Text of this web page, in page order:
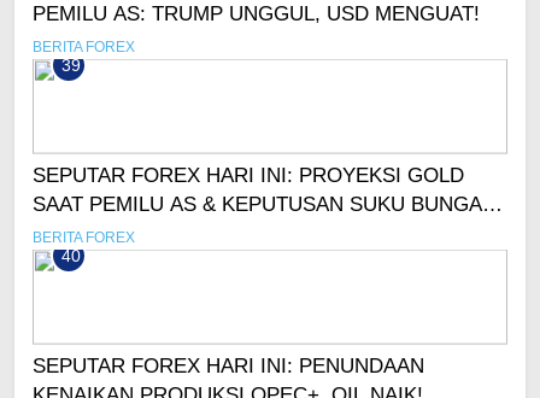
PEMILU AS: TRUMP UNGGUL, USD MENGUAT!
BERITA FOREX
39
SEPUTAR FOREX HARI INI: PROYEKSI GOLD
SAAT PEMILU AS & KEPUTUSAN SUKU BUNGA
THE FED!
BERITA FOREX
40
SEPUTAR FOREX HARI INI: PENUNDAAN